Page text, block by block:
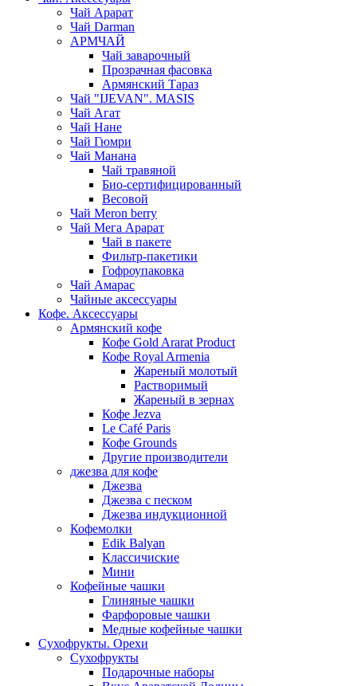
Чай Арарат
Чай Darman
АРМЧАЙ
Чай заварочный
Прозрачная фасовка
Армянский Тараз
Чай "IJEVAN". MASIS
Чай Агат
Чай Нане
Чай Гюмри
Чай Манана
Чай травяной
Био-сертифицированный
Весовой
Чай Meron berry
Чай Мега Арарат
Чай в пакете
Фильтр-пакетики
Гофроупаковка
Чай Амарас
Чайные аксессуары
Кофе. Аксессуары
Армянский кофе
Кофе Gold Ararat Product
Кофе Royal Armenia
Жареный молотый
Растворимый
Жареный в зернах
Кофе Jezva
Le Café Paris
Кофе Grounds
Другие производители
джезва для кофе
Джезва
Джезва с песком
Джезва индукционной
Кофемолки
Edik Balyan
Классичиские
Мини
Кофейные чашки
Глиняные чашки
Фарфоровые чашки
Медные кофейные чашки
Сухофрукты. Орехи
Сухофрукты
Подарочные наборы